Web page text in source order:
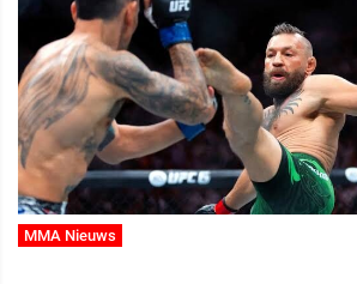
MMA Nieuws